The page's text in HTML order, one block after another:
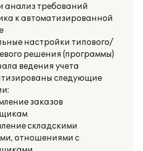
анализ требований
к автоматизированной
настройки типового/
решения (программы)
ведения учета
следующие
заказов
складскими
отношениями с